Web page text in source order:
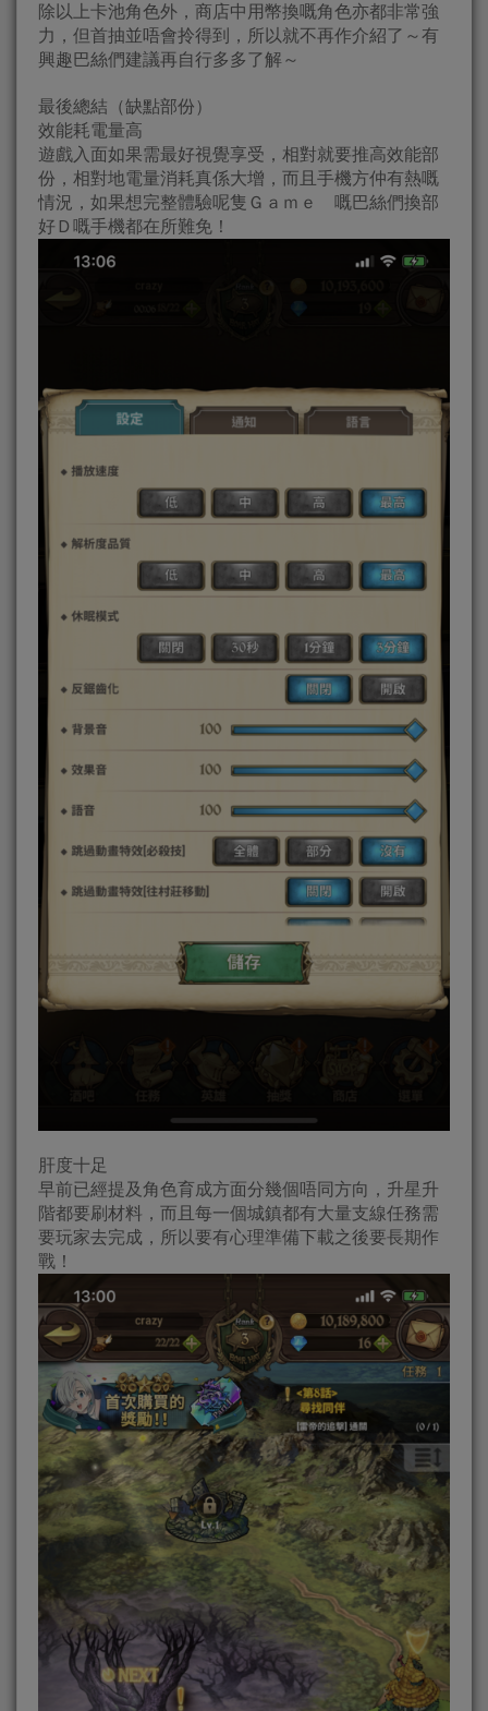
除以上卡池角色外，商店中用幣換嘅角色亦都非常強
力，但首抽並唔會拎得到，所以就不再作介紹了～有
興趣巴絲們建議再自行多多了解～
最後總結（缺點部份）
效能耗電量高
遊戲入面如果需最好視覺享受，相對就要推高效能部
份，相對地電量消耗真係大增，而且手機方仲有熱嘅
情況，如果想完整體驗呢隻Ｇａｍｅ 嘅巴絲們換部
好Ｄ嘅手機都在所難免！
肝度十足
早前已經提及角色育成方面分幾個唔同方向，升星升
階都要刷材料，而且每一個城鎮都有大量支線任務需
要玩家去完成，所以要有心理準備下載之後要長期作
戰！